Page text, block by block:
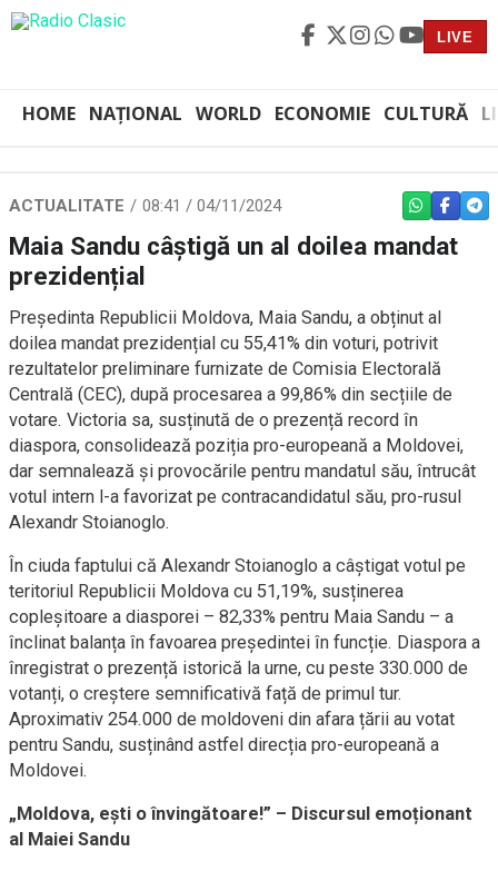
LIVE
HOME NAȚIONAL WORLD ECONOMIE CULTURĂ
ACTUALITATE 08:41 / 04/11/2024 WHATSAPP
Maia Sandu câștigă un al doilea mandat
prezidențial
Președinta Republicii Moldova, Maia Sandu, a obținut al
doilea mandat prezidențial cu 55,41% din voturi, potrivit
rezultatelor preliminare furnizate de Comisia Electorală
Centrală (CEC), după procesarea a 99,86% din secțiile de
votare. Victoria sa, susținută de o prezență record în
diaspora, consolidează poziția pro-europeană a Moldovei,
dar semnalează și provocările pentru mandatul său, întrucât
votul intern l-a favorizat pe contracandidatul său, pro-rusul
Alexandr Stoianoglo.
În ciuda faptului că Alexandr Stoianoglo a câștigat votul pe
teritoriul Republicii Moldova cu 51,19%, susținerea
copleșitoare a diasporei – 82,33% pentru Maia Sandu – a
înclinat balanța în favoarea președintei în funcție. Diaspora a
înregistrat o prezență istorică la urne, cu peste 330.000 de
votanți, o creștere semnificativă față de primul tur.
Aproximativ 254.000 de moldoveni din afara țării au votat
pentru Sandu, susținând astfel direcția pro-europeană a
Moldovei.
„Moldova, ești o învingătoare!” – Discursul emoționant
al Maiei Sandu